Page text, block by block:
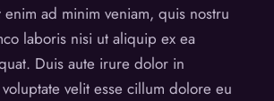
ad minim veniam, quis nostru
laboris nisi ut aliquip ex ea
Duis aute irure dolor in
velit esse cillum dolore eu